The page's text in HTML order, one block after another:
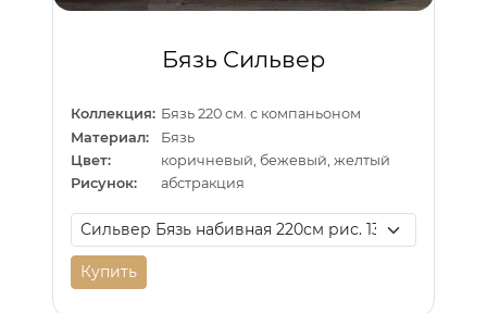
Бязь Сильвер
Коллекция: Бязь 220 см. с компаньоном
Материал:
Бязь
Цвет:
коричневый, бежевый, желтый
Рисунок:
абстракция
Купить